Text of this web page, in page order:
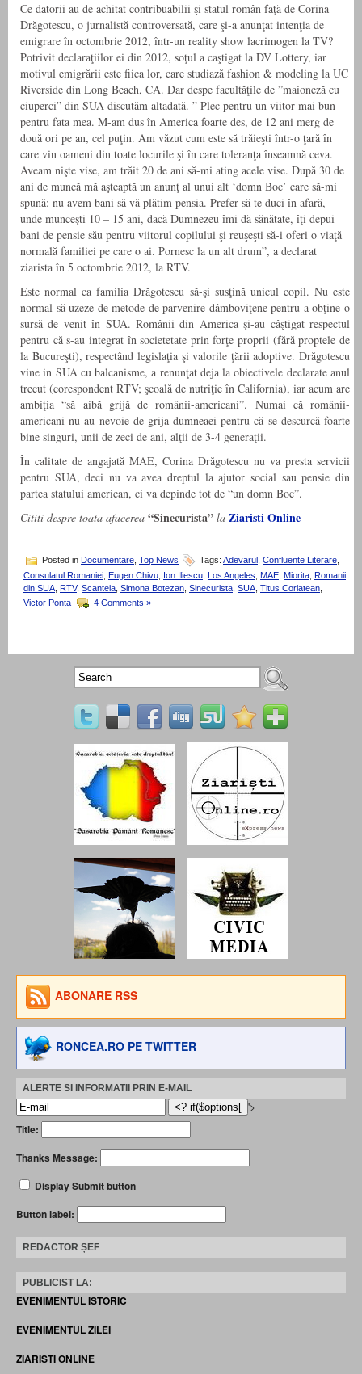
Ce datorii au de achitat contribuabilii şi statul român faţă de Corina
Drăgotescu, o jurnalistă controversată, care şi-a anunţat intenţia de
emigrare în octombrie 2012, într-un reality show lacrimogen la TV?
Potrivit declaraţiilor ei din 2012, soţul a caştigat la DV Lottery, iar
motivul emigrării este fiica lor, care studiază fashion & modeling la UC
Riverside din Long Beach, CA. Dar despe facultăţile de ”maioneză cu
ciuperci” din SUA discutăm altadată. ” Plec pentru un viitor mai bun
pentru fata mea. M-am dus în America foarte des, de 12 ani merg de
două ori pe an, cel puţin. Am văzut cum este să trăieşti într-o ţară în
care vin oameni din toate locurile şi în care toleranţa înseamnă ceva.
Aveam nişte vise, am trăit 20 de ani să-mi ating acele vise. După 30 de
ani de muncă mă aşteaptă un anunţ al unui alt ‘domn Boc’ care să-mi
spună: nu avem bani să vă plătim pensia. Prefer să te duci în afară,
unde munceşti 10 – 15 ani, dacă Dumnezeu îmi dă sănătate, îţi depui
bani de pensie său pentru viitorul copilului şi reuşeşti să-i oferi o viaţă
normală familiei pe care o ai. Pornesc la un alt drum”, a declarat
ziarista în 5 octombrie 2012, la RTV.
Este normal ca familia Drăgotescu să-şi susţină unicul copil. Nu este
normal să uzeze de metode de parvenire dâmboviţene pentru a obţine o
sursă de venit în SUA. Românii din America şi-au câştigat respectul
pentru că s-au integrat în societetate prin forţe proprii (fără proptele de
la Bucureşti), respectând legislaţia şi valorile ţării adoptive. Drăgotescu
vine in SUA cu balcanisme, a renunţat deja la obiectivele declarate anul
trecut (corespondent RTV; şcoală de nutriţie în California), iar acum are
ambiţia “să aibă grijă de românii-americani”. Numai că românii-
americani nu au nevoie de grija dumneaei pentru că se descurcă foarte
bine singuri, unii de zeci de ani, alţii de 3-4 generaţii.
În calitate de angajată MAE, Corina Drăgotescu nu va presta servicii
pentru SUA, deci nu va avea dreptul la ajutor social sau pensie din
partea statului american, ci va depinde tot de “un domn Boc”.
Cititi despre toata afacerea “Sinecurista” la Ziaristi Online
Posted in Documentare Top News Tags: Adevarul Confluente Literare
Consulatul Romaniei, Eugen Chivu, Ion Iliescu, Los Angeles, MAE, Miorita, Romanii
din SUA, RTV, Scanteia, Simona Botezan, Sinecurista, SUA, Titus Corlatean,
Victor Ponta
4 Comments »
ABONARE RSS
RONCEA.RO PE TWITTER
ALERTE SI INFORMATII PRIN E-MAIL
'>
Title:
Thanks Message:
Display Submit button
Button label:
REDACTOR ȘEF
PUBLICIST LA:
EVENIMENTUL ISTORIC
EVENIMENTUL ZILEI
ZIARISTI ONLINE